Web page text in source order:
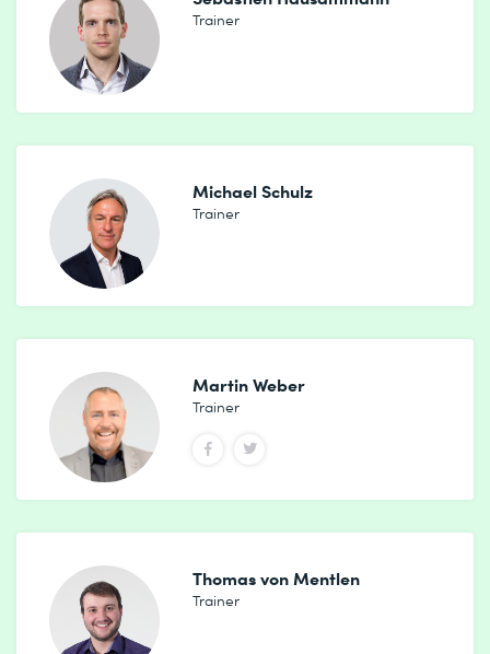
Trainer
Michael Schulz
Trainer
Martin Weber
Trainer
Thomas von Mentlen
Trainer